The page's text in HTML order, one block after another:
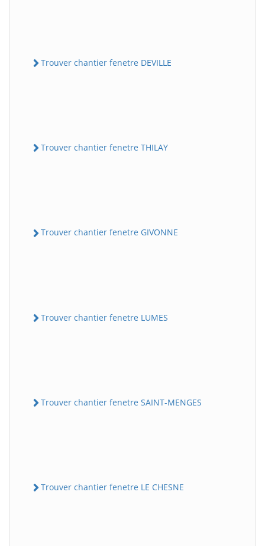
Trouver chantier fenetre DEVILLE
Trouver chantier fenetre THILAY
Trouver chantier fenetre GIVONNE
Trouver chantier fenetre LUMES
Trouver chantier fenetre SAINT-MENGES
Trouver chantier fenetre LE CHESNE